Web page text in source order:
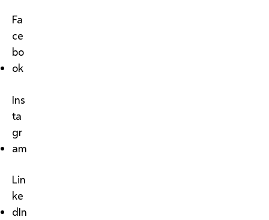
Fa
ce
bo
ok
Ins
ta
gr
am
Lin
ke
dIn